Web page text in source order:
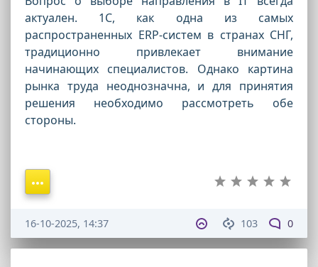
актуален. 1С, как одна из самых
распространенных ERP-систем в странах СНГ,
традиционно привлекает внимание
начинающих специалистов. Однако картина
рынка труда неоднозначна, и для принятия
решения необходимо рассмотреть обе
стороны.
103 0
16-10-2025, 14:37